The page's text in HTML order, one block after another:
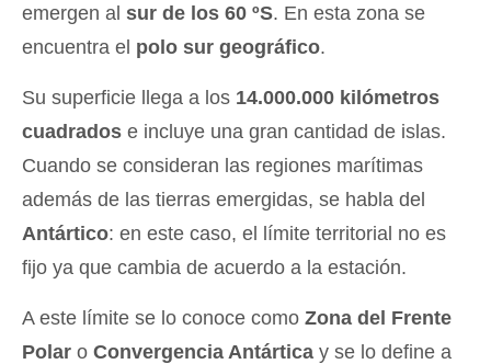
emergen al sur de los 60 ºS. En esta zona se
encuentra el polo sur geográfico.
Su superficie llega a los 14.000.000 kilómetros
cuadrados e incluye una gran cantidad de islas.
Cuando se consideran las regiones marítimas
además de las tierras emergidas, se habla del
Antártico: en este caso, el límite territorial no es
fijo ya que cambia de acuerdo a la estación.
A este límite se lo conoce como Zona del Frente
Polar o Convergencia Antártica y se lo define a